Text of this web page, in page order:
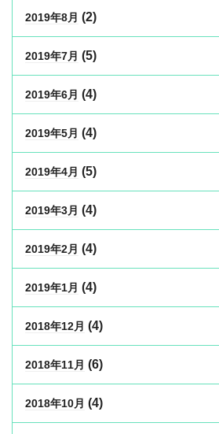
2019年8月 (2)
2019年7月 (5)
2019年6月 (4)
2019年5月 (4)
2019年4月 (5)
2019年3月 (4)
2019年2月 (4)
2019年1月 (4)
2018年12月 (4)
2018年11月 (6)
2018年10月 (4)